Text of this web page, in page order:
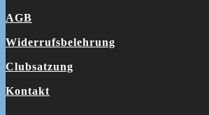
AGB
Widerrufsbelehrung
Clubsatzung
Kontakt